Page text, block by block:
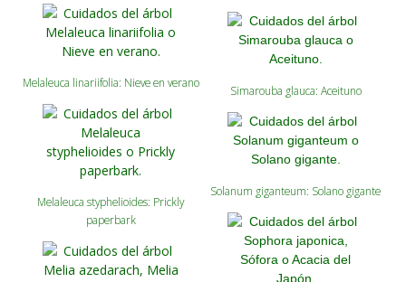
Melaleuca linariifolia: Nieve en verano
Melaleuca styphelioides: Prickly
paperbark
Simarouba glauca: Aceituno
Solanum giganteum: Solano gigante